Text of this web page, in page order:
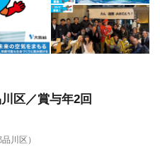
区／賞与年2回
品川区）